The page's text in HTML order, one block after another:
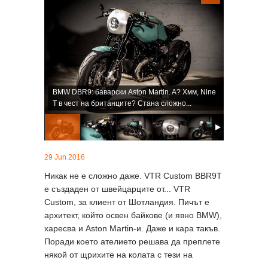
BMW DBR9: баварски Aston Martin. A? Хмм, Nine
T в чест на британците? Стана сложно...
29 Jun 2016
Никак не е сложно даже. VTR Custom BBR9T
е създаден от швейцарците от... VTR
Custom, за клиент от Шотландия. Пичът е
архитект, който освен байкове (и явно BMW),
харесва и Aston Martin-и. Даже и кара такъв.
Поради което ателието решава да преплете
някой от щрихите на колата с тези на